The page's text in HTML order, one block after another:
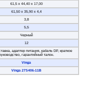
61,5 х 44,40 х 17,00
61,50 х 35,90 х 4,4
3,8
5,5
Черный
12
адаптер питания, кабель DP, краткое
гарантийный талон.
Vinga
Vinga 27S406-11B